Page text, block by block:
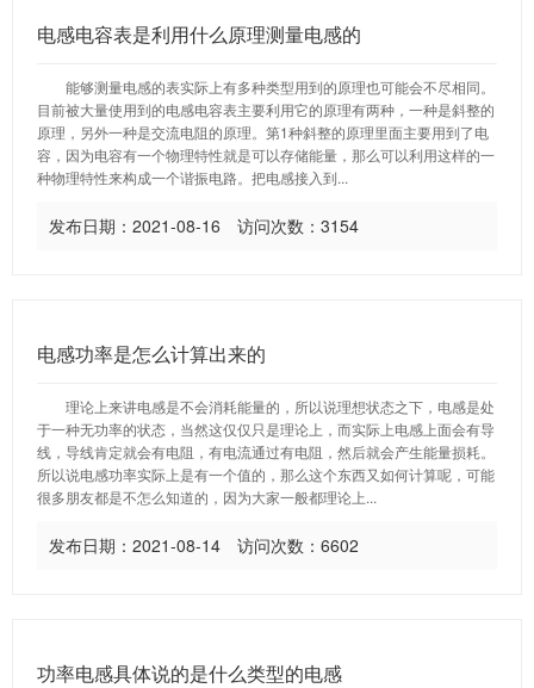
电感电容表是利用什么原理测量电感的
能够测量电感的表实际上有多种类型用到的原理也可能会不尽相同。
目前被大量使用到的电感电容表主要利用它的原理有两种，一种是斜整的
原理，另外一种是交流电阻的原理。第1种斜整的原理里面主要用到了电
容，因为电容有一个物理特性就是可以存储能量，那么可以利用这样的一
种物理特性来构成一个谐振电路。把电感接入到...
发布日期：2021-08-16 访问次数：3154
电感功率是怎么计算出来的
理论上来讲电感是不会消耗能量的，所以说理想状态之下，电感是处
于一种无功率的状态，当然这仅仅只是理论上，而实际上电感上面会有导
线，导线肯定就会有电阻，有电流通过有电阻，然后就会产生能量损耗。
所以说电感功率实际上是有一个值的，那么这个东西又如何计算呢，可能
很多朋友都是不怎么知道的，因为大家一般都理论上...
发布日期：2021-08-14 访问次数：6602
功率电感具体说的是什么类型的电感